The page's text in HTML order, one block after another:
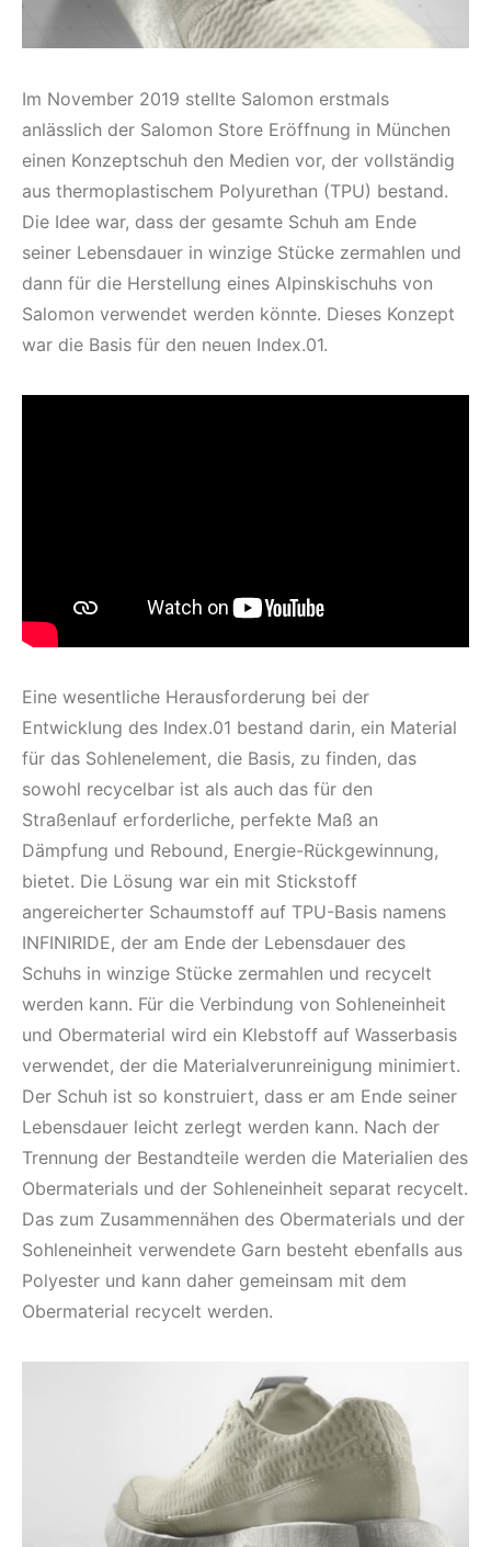
Im November 2019 stellte Salomon erstmals
anlässlich der Salomon Store Eröffnung in München
einen Konzeptschuh den Medien vor, der vollständig
aus thermoplastischem Polyurethan (TPU) bestand.
Die Idee war, dass der gesamte Schuh am Ende
seiner Lebensdauer in winzige Stücke zermahlen und
dann für die Herstellung eines Alpinskischuhs von
Salomon verwendet werden könnte. Dieses Konzept
war die Basis für den neuen Index.01.
Eine wesentliche Herausforderung bei der
Entwicklung des Index.01 bestand darin, ein Material
für das Sohlenelement, die Basis, zu finden, das
sowohl recycelbar ist als auch das für den
Straßenlauf erforderliche, perfekte Maß an
Dämpfung und Rebound, Energie-Rückgewinnung,
bietet. Die Lösung war ein mit Stickstoff
angereicherter Schaumstoff auf TPU-Basis namens
INFINIRIDE, der am Ende der Lebensdauer des
Schuhs in winzige Stücke zermahlen und recycelt
werden kann. Für die Verbindung von Sohleneinheit
und Obermaterial wird ein Klebstoff auf Wasserbasis
verwendet, der die Materialverunreinigung minimiert.
Der Schuh ist so konstruiert, dass er am Ende seiner
Lebensdauer leicht zerlegt werden kann. Nach der
Trennung der Bestandteile werden die Materialien des
Obermaterials und der Sohleneinheit separat recycelt.
Das zum Zusammennähen des Obermaterials und der
Sohleneinheit verwendete Garn besteht ebenfalls aus
Polyester und kann daher gemeinsam mit dem
Obermaterial recycelt werden.